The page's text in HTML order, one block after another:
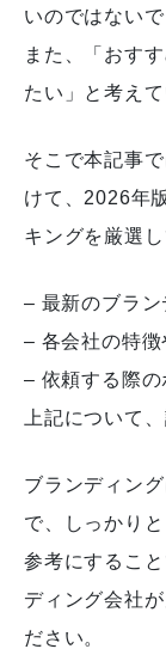
いのではないで
また、「おす
たい」と考え
そこで本記事
けて、2026年
キングを厳選
– 最新のブラ
– 各会社の特徴
– 依頼する際の
上記について
ブランディン
で、しっかり
参考にするこ
ディング会社
ださい。